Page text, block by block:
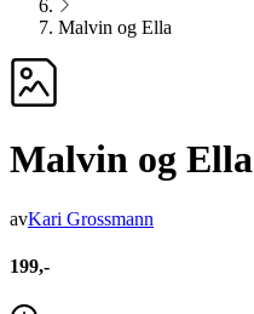
Malvin og Ella
Malvin og Ella
avKari Grossmann
199,-